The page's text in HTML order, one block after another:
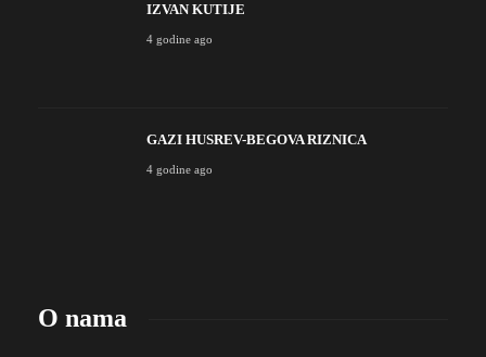
IZVAN KUTIJE
4 godine ago
GAZI HUSREV-BEGOVA RIZNICA
4 godine ago
O nama